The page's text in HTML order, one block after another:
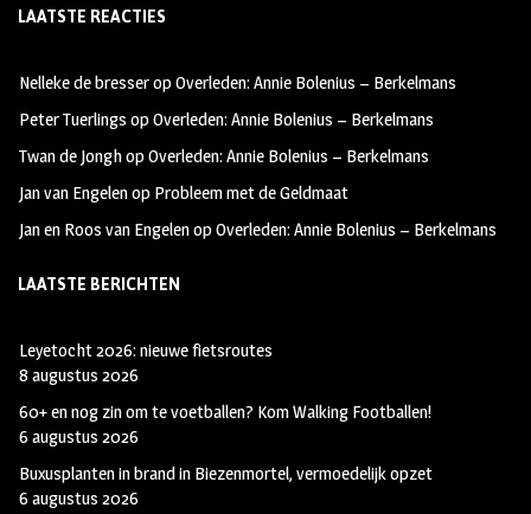
b
oo
k
ag
m
tt
LAATSTE REACTIES
Nelleke de bresseropOverleden: Annie Bolenius – Berkelmans
Peter Tuerlings opOverleden: Annie Bolenius – Berkelmans
Twan de JonghopOverleden: Annie Bolenius – Berkelmans
Jan van Engelenop Probleem met de Geldmaat
Jan en Roos van EngelenopOverleden: Annie Bolenius – Berkelmans
LAATSTE BERICHTEN
Leyetocht 2026: nieuwe fietsroutes
8 augustus 2026
60+ en nog zin om te voetballen? Kom Walking Footballen!
6 augustus 2026
Buxusplanten in brand in Biezenmortel, vermoedelijk opzet
6 augustus 2026